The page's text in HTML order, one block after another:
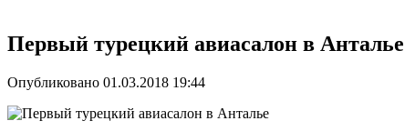
Первый турецкий авиасалон в Анталье
Опубликовано 01.03.2018 19:44